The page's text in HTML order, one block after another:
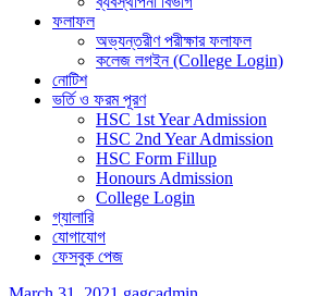
ফলাফল
অভ্যন্তরীণ পরীক্ষার ফলাফল
কলেজ লগইন (College Login)
নোটিশ
ভর্তি ও ফরম পূরণ
HSC 1st Year Admission
HSC 2nd Year Admission
HSC Form Fillup
Honours Admission
College Login
গ্যালারি
যোগাযোগ
ফেসবুক পেজ